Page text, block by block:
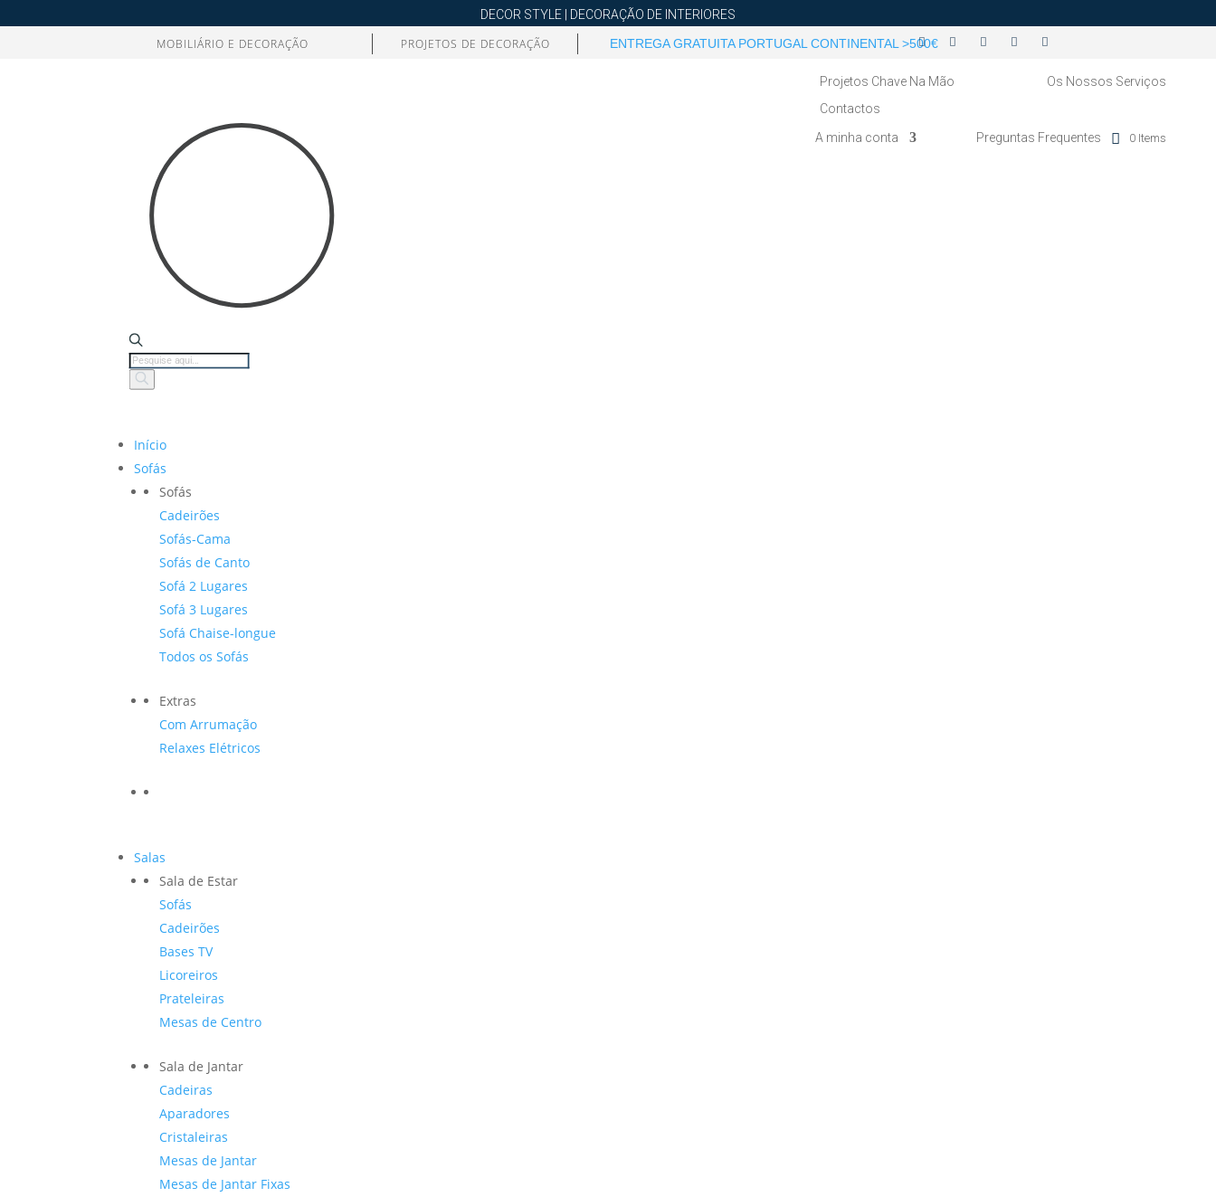
DECOR STYLE | DECORAÇÃO DE INTERIORES
MOBILIÁRIO E DECORAÇÃO PROJETOS DE DECORAÇÃO ENTREGA GRATUITA PORTUGAL CONTINENTAL >500€
Products
search
Projetos Chave Na Mão
Os Nossos Serviços
Contactos
A minha conta
Preguntas Frequentes 0 Items
Início
Sofás
Sofás
Cadeirões
Sofás-Cama
Sofás de Canto
Sofá 2 Lugares
Sofá 3 Lugares
Sofá Chaise-longue
Todos os Sofás
Extras
Com Arrumação
Relaxes Elétricos
Salas
Sala de Estar
Sofás
Cadeirões
Bases TV
Licoreiros
Prateleiras
Mesas de Centro
Sala de Jantar
Cadeiras
Aparadores
Cristaleiras
Mesas de Jantar
Mesas de Jantar Fixas